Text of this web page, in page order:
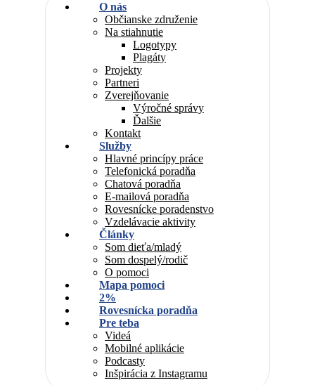
O nás
Občianske združenie
Na stiahnutie
Logotypy
Plagáty
Projekty
Partneri
Zverejňovanie
Výročné správy
Ďalšie
Kontakt
Služby
Hlavné princípy práce
Telefonická poradňa
Chatová poradňa
E-mailová poradňa
Rovesnícke poradenstvo
Vzdelávacie aktivity
Články
Som dieťa/mladý
Som dospelý/rodič
O pomoci
Mapa pomoci
2%
Rovesnícka poradňa
Pre teba
Videá
Mobilné aplikácie
Podcasty
Inšpirácia z Instagramu